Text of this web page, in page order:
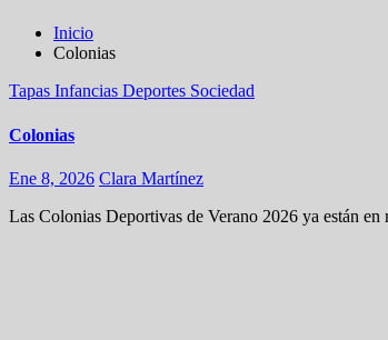
Inicio
Colonias
Tapas Infancias Deportes Sociedad
Colonias
Ene 8, 2026 Clara Martínez
Las Colonias Deportivas de Verano 2026 ya están